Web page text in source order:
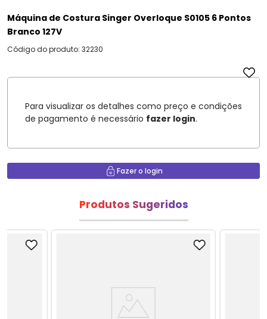
Máquina de Costura Singer Overloque S0105 6 Pontos
Branco 127V
Código do produto: 32230
Para visualizar os detalhes como preço e condições
de pagamento é necessário fazer login.
Fazer o login
Produtos Sugeridos
º
elgin
7º
a07
8º
monitor
9º
playstation